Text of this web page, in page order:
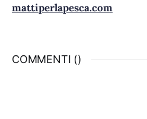
mattiperlapesca.com
COMMENTI ()